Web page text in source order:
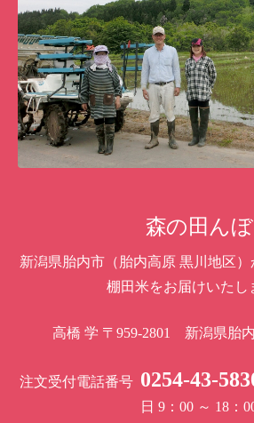
森の田んぼ
新潟県胎内市（胎内高原 黒川地区
棚田米をお届けいたし
高橋 学 〒959-2801 新潟県胎
注文受付電話番号 0254-43-
日 9：00 ～ 18：